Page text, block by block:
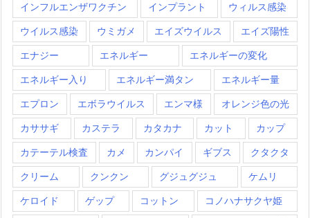
インフルエンザワクチン インプラント ウィルス感染
ウイルス感染 ウミガメ エイズウイルス エイズ陽性
エナジー エネルギー エネルギーの変化
エネルギー入り エネルギー満タン エネルギー量
エプロン エボラウイルス エンマ様 オレンジ色の光
カササギ カステラ カタカナ カット カップ
カテーテル検査 カメ カンパイ ギブス クタクタ
クリーム クンクン グジュグジュ ケムリ
ケロイド ゲップ コットン コノハナサクヤ姫